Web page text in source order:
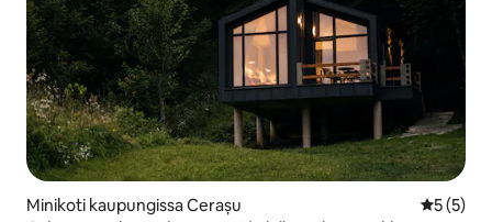
Minikoti kaupungissa Cerașu
5 (5)